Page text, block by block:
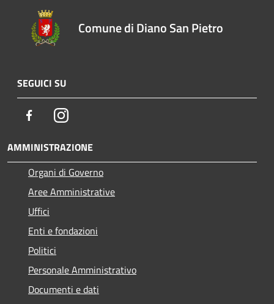
Comune di Diano San Pietro
SEGUICI SU
FacebookInstagram
AMMINISTRAZIONE
Organi di Governo
Aree Amministrative
Uffici
Enti e fondazioni
Politici
Personale Amministrativo
Documenti e dati